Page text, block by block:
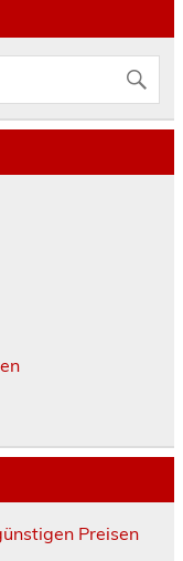
Preisen